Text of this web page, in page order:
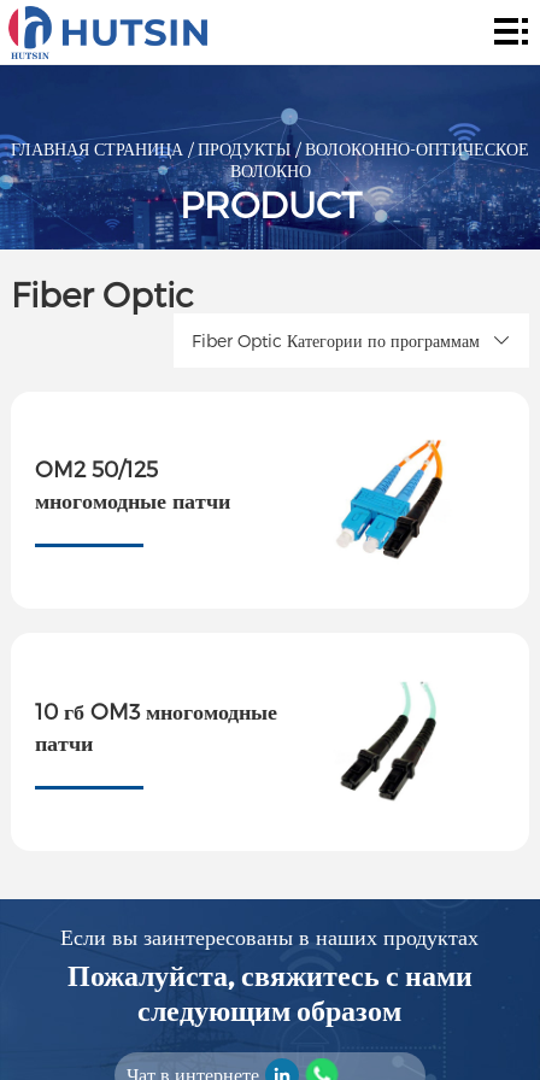
Главная
О
нас
Решения
Сообщение
контакты
ГЛАВНАЯ СТРАНИЦА /ПРОДУКТЫ/ВОЛОКОННО-ОПТИЧЕСКОЕ
ВОЛОКНО
PRODUCT
Fiber Optic
Fiber Optic Категории по программам
OM2 50/125
многомодные патчи
10 гб OM3 многомодные
патчи
Если вы заинтересованы в наших продуктах
Пожалуйста, свяжитесь с нами
следующим образом
Чат в интернете